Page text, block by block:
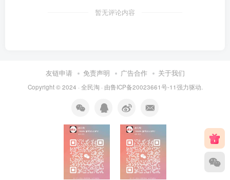
暂无评论内容
友链申请 免责声明 广告合作 关于我们
Copyright © 2024 · 全民淘 · 由鲁ICP备20023661号-11强力驱动.